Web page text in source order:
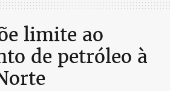
limite ao
de petróleo à